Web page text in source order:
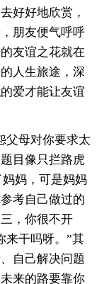
好好地欣赏，
朋友便气呼呼
友谊之花就在
人生旅途，深
爱才能让友谊
母对你要求太
目像只拦路虎
妈，可是妈妈
考自己做过的
，你很不开
来干吗呀。”其
自己解决问题
来的路要靠你